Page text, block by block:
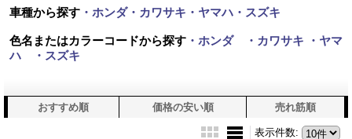
車種から探す ・ホンダ・カワサキ・ヤマハ・スズキ
色名またはカラーコードから探す ・ホンダ ・カワサキ
・ヤマ
ハ
・スズキ
おすすめ順 価格の安い順 売れ筋順
表示件数: